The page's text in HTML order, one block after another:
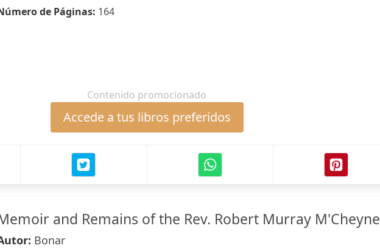
de Páginas: 164
Contenido promocionado
Accede a tus libros preferidos
and Remains of the Rev. Robert Murray M'Cheyne
Bonar